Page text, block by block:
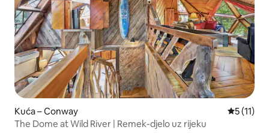
Kuća – Conway
5 (11)
The Dome at Wild River | Remek-djelo uz rijeku